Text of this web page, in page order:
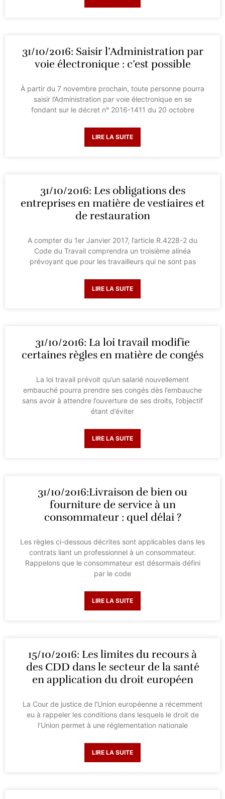
31/10/2016: Saisir l’Administration par
voie électronique : c’est possible
À partir du 7 novembre prochain, toute personne pourra
saisir l’Administration par voie électronique en se
fondant sur le décret n° 2016-1411 du 20 octobre
LIRE LA SUITE
31/10/2016: Les obligations des
entreprises en matière de vestiaires et
de restauration
A compter du 1er Janvier 2017, l’article R.4228-2 du
Code du Travail comprendra un troisième alinéa
prévoyant que pour les travailleurs qui ne sont pas
LIRE LA SUITE
31/10/2016: La loi travail modifie
certaines règles en matière de congés
La loi travail prévoit qu’un salarié nouvellement
embauché pourra prendre ses congés dès l’embauche
sans avoir à attendre l’ouverture de ses droits, l’objectif
étant d’éviter
LIRE LA SUITE
31/10/2016:Livraison de bien ou
fourniture de service à un
consommateur : quel délai ?
Les règles ci-dessous décrites sont applicables dans les
contrats liant un professionnel à un consommateur.
Rappelons que le consommateur est désormais défini
par le code
LIRE LA SUITE
15/10/2016: Les limites du recours à
des CDD dans le secteur de la santé
en application du droit européen
La Cour de justice de l’Union européenne a récemment
eu à rappeler les conditions dans lesquels le droit de
l’Union permet à une réglementation nationale
LIRE LA SUITE